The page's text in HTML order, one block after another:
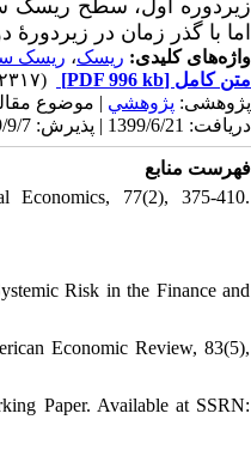
زیردوره اول، سطح ریسک
اما با گذر زمان در
واژه‌های کلیدی: ریسک، ریسک
متن کامل [PDF 996 kb]
(۲۳۱۷ دریافت)
پژوهشی: پژوهشي | موضوع
دریافت: 1399/6/21 | پذیرش: 1399/9/7 | انتشار الکترونیک: 1399/11/29
فهرست منابع
77(2), 375-410.
Risk in the Finance and
Economic Review, 83(5),
Paper. Available at SSRN: